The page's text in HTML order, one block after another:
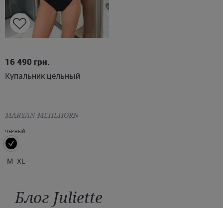
16 490 грн.
Купальник цельный
MARYAN MEHLHORN
ЧЕРНЫЙ
M XL
Блог Juliette